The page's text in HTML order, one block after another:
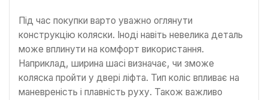
Під час покупки варто уважно оглянути
конструкцію коляски. Іноді навіть невелика деталь
може вплинути на комфорт використання.
Наприклад, ширина шасі визначає, чи зможе
коляска пройти у двері ліфта. Тип коліс впливає на
маневреність і плавність руху. Також важливо